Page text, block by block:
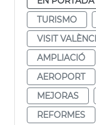
TURISMO
VISIT
AMPLIACIÓ
AEROPORT
MEJORAS
REFORMES